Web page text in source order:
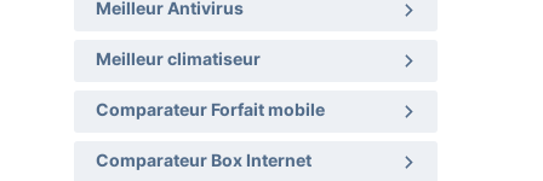
Meilleur Antivirus
Meilleur climatiseur
Comparateur Forfait mobile
Comparateur Box Internet